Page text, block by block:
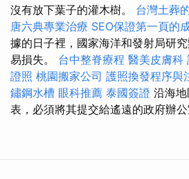
沒有放下葉子的灌木樹。 台灣土葬
唐六典專業治療 SEO保證第一頁的
據的日子裡，國家海洋和發射局研
易損失。 台中整脊療程 醫美皮膚科
證照 桃園搬家公司 護照換發程序與
鏽鋼水槽 眼科推薦 泰國簽證 沿海
表，必須將其提交給遙遠的政府辦公